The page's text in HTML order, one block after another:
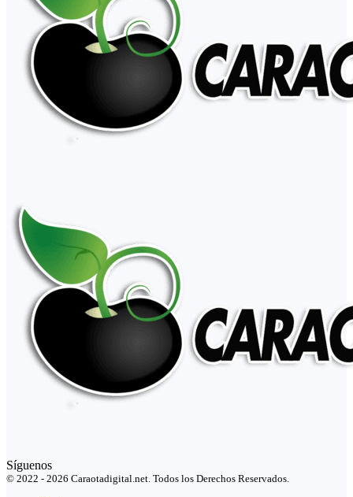
Síguenos
© 2022 - 2026 Caraotadigital.net. Todos los Derechos Reservados.